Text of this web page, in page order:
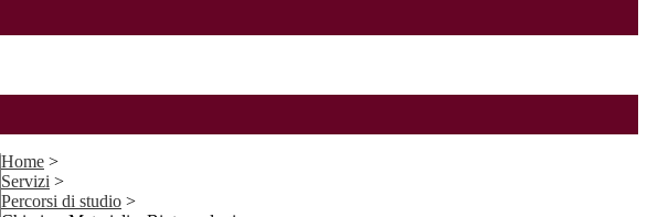
Home >
Servizi >
Percorsi di studio >